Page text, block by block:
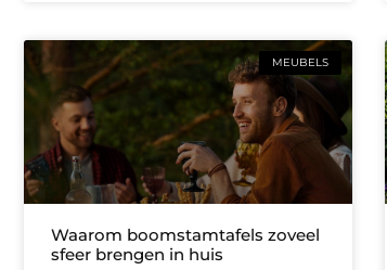
MEUBELS
Waarom boomstamtafels zoveel
sfeer brengen in huis